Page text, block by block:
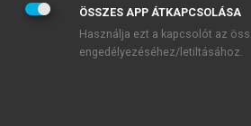
ÖSSZES APP ÁTKAPCSOLÁSA
Használja ezt a kapcsolót az
engedélyezéséhez/letiltásához.